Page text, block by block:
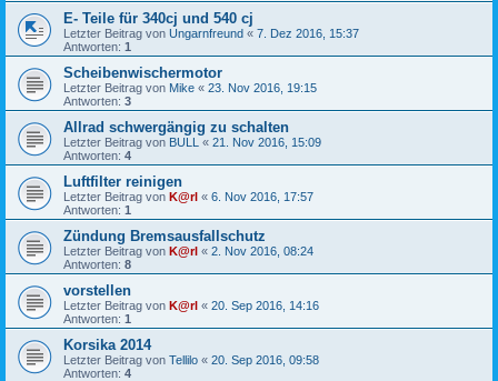
E- Teile für 340cj und 540 cj
Letzter Beitrag von Ungarnfreund « 7. Dez 2016, 15:37
Antworten: 1
Scheibenwischermotor
Letzter Beitrag von Mike « 23. Nov 2016, 19:15
Antworten: 3
Allrad schwergängig zu schalten
Letzter Beitrag von BULL « 21. Nov 2016, 15:09
Antworten: 4
Luftfilter reinigen
Letzter Beitrag von K@rl « 6. Nov 2016, 17:57
Antworten: 1
Zündung Bremsausfallschutz
Letzter Beitrag von K@rl « 2. Nov 2016, 08:24
Antworten: 8
vorstellen
Letzter Beitrag von K@rl « 20. Sep 2016, 14:16
Antworten: 1
Korsika 2014
Letzter Beitrag von Tellilo « 20. Sep 2016, 09:58
Antworten: 4